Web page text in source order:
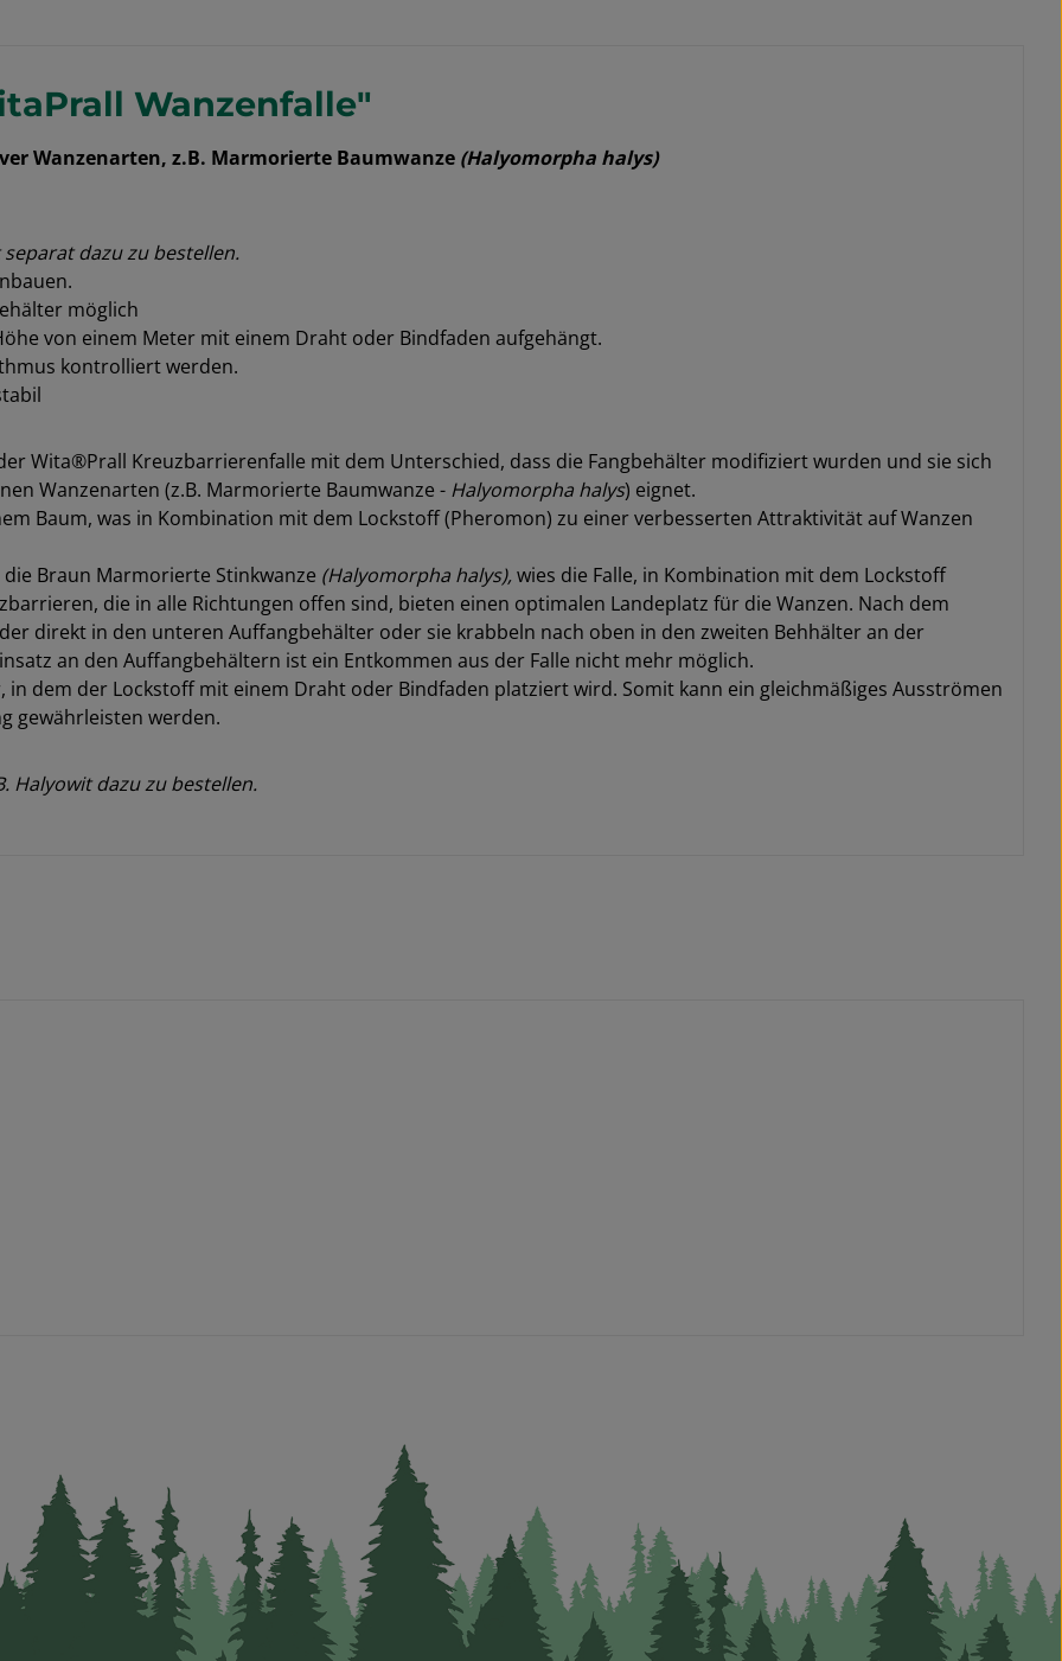
Wanzenfalle"
Wanzenarten, z.B. Marmorierte Baumwanze (Halyomorpha halys)
dazu zu bestellen.
möglich
von einem Meter mit einem Draht oder Bindfaden aufgehängt.
kontrolliert werden.
Wita®Prall Kreuzbarrierenfalle mit dem Unterschied, dass die Fangbehälter modifiziert wurden und sie sich
Wanzenarten (z.B. Marmorierte Baumwanze - Halyomorpha halys) eignet.
Baum, was in Kombination mit dem Lockstoff (Pheromon) zu einer verbesserten Attraktivität auf Wanzen
Braun Marmorierte Stinkwanze (Halyomorpha halys),wies die Falle, in Kombination mit dem Lockstoff
die in alle Richtungen offen sind, bieten einen optimalen Landeplatz für die Wanzen. Nach dem
direkt in den unteren Auffangbehälter oder sie krabbeln nach oben in den zweiten Behhälter an der
an den Auffangbehältern ist ein Entkommen aus der Falle nicht mehr möglich.
in dem der Lockstoff mit einem Draht oder Bindfaden platziert wird. Somit kann ein gleichmäßiges Ausströmen
gewährleisten werden.
Halyowit dazu zu bestellen.